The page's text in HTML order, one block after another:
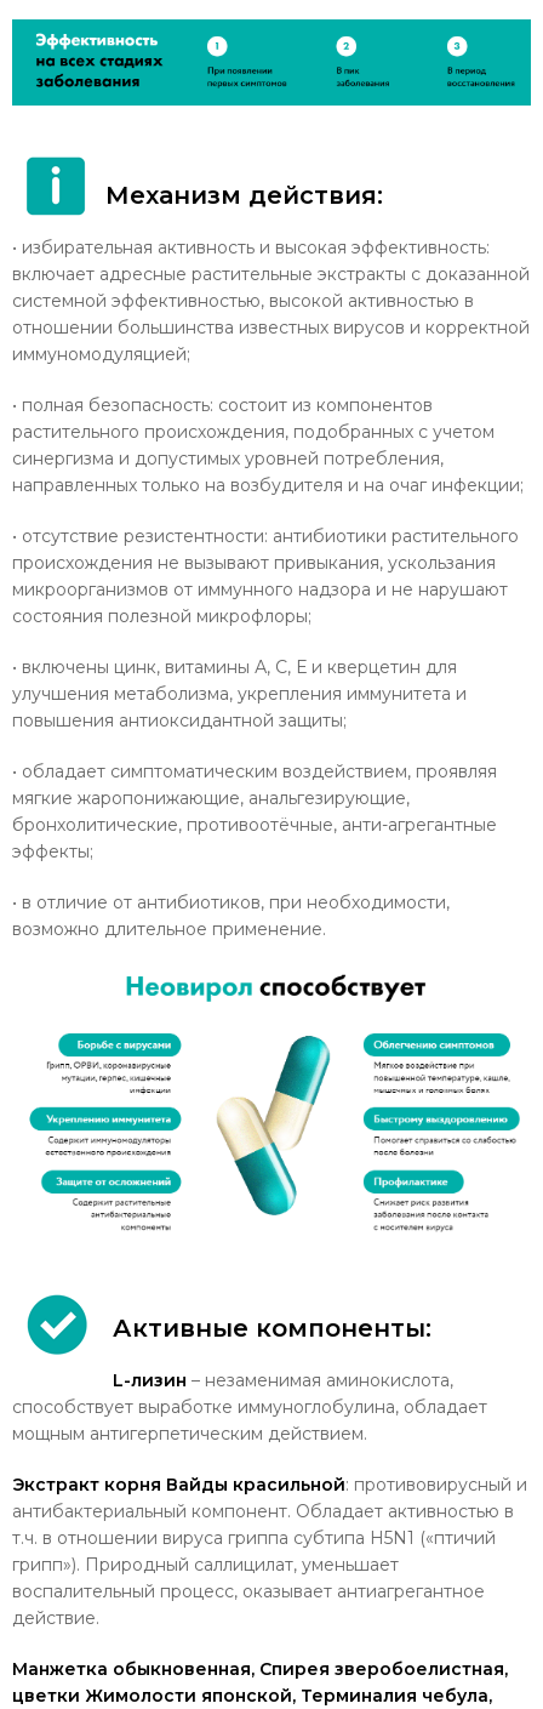
Механизм действия:
• избирательная активность и высокая эффективность:
включает адресные растительные экстракты с доказанной
системной эффективностью, высокой активностью в
отношении большинства известных вирусов и корректной
иммуномодуляцией;
• полная безопасность: состоит из компонентов
растительного происхождения, подобранных с учетом
синергизма и допустимых уровней потребления,
направленных только на возбудителя и на очаг инфекции;
• отсутствие резистентности: антибиотики растительного
происхождения не вызывают привыкания, ускользания
микроорганизмов от иммунного надзора и не нарушают
состояния полезной микрофлоры;
• включены цинк, витамины А, С, Е и кверцетин для
улучшения метаболизма, укрепления иммунитета и
повышения антиоксидантной защиты;
• обладает симптоматическим воздействием, проявляя
мягкие жаропонижающие, анальгезирующие,
бронхолитические, противоотёчные, анти-агрегантные
эффекты;
• в отличие от антибиотиков, при необходимости,
возможно длительное применение.
Активные компоненты:
L-лизин – незаменимая аминокислота,
способствует выработке иммуноглобулина, обладает
мощным антигерпетическим действием.
Экстракт корня Вайды красильной: противовирусный и
антибактериальный компонент. Обладает активностью в
т.ч. в отношении вируса гриппа субтипа H5N1 («птичий
грипп»). Природный саллицилат, уменьшает
воспалительный процесс, оказывает антиагрегантное
действие.
Манжетка обыкновенная, Спирея зверобоелистная,
цветки Жимолости японской, Терминалия чебула,